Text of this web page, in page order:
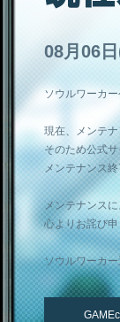
08月06
ソウルワーカ
現在、メンテナ
そのため公式サ
メンテナンス
メンテナンス
心よりお詫び
ソウルワーカ